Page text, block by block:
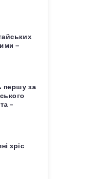
–
першу за
–
зріс